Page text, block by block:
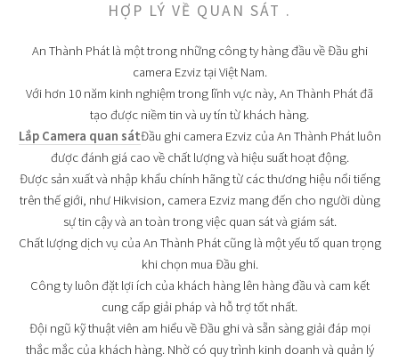
HỢP LÝ VỀ QUAN SÁT .
An Thành Phát là một trong những công ty hàng đầu về Đầu ghi
camera Ezviz tại Việt Nam.
Với hơn 10 năm kinh nghiệm trong lĩnh vực này, An Thành Phát đã
tạo được niềm tin và uy tín từ khách hàng.
Lắp Camera quan sátĐầu ghi camera Ezviz của An Thành Phát luôn
được đánh giá cao về chất lượng và hiệu suất hoạt động.
Được sản xuất và nhập khẩu chính hãng từ các thương hiệu nổi tiếng
trên thế giới, như Hikvision, camera Ezviz mang đến cho người dùng
sự tin cậy và an toàn trong việc quan sát và giám sát.
Chất lượng dịch vụ của An Thành Phát cũng là một yếu tố quan trọng
khi chọn mua Đầu ghi.
Công ty luôn đặt lợi ích của khách hàng lên hàng đầu và cam kết
cung cấp giải pháp và hỗ trợ tốt nhất.
Đội ngũ kỹ thuật viên am hiểu về Đầu ghi và sẵn sàng giải đáp mọi
thắc mắc của khách hàng. Nhờ có quy trình kinh doanh và quản lý